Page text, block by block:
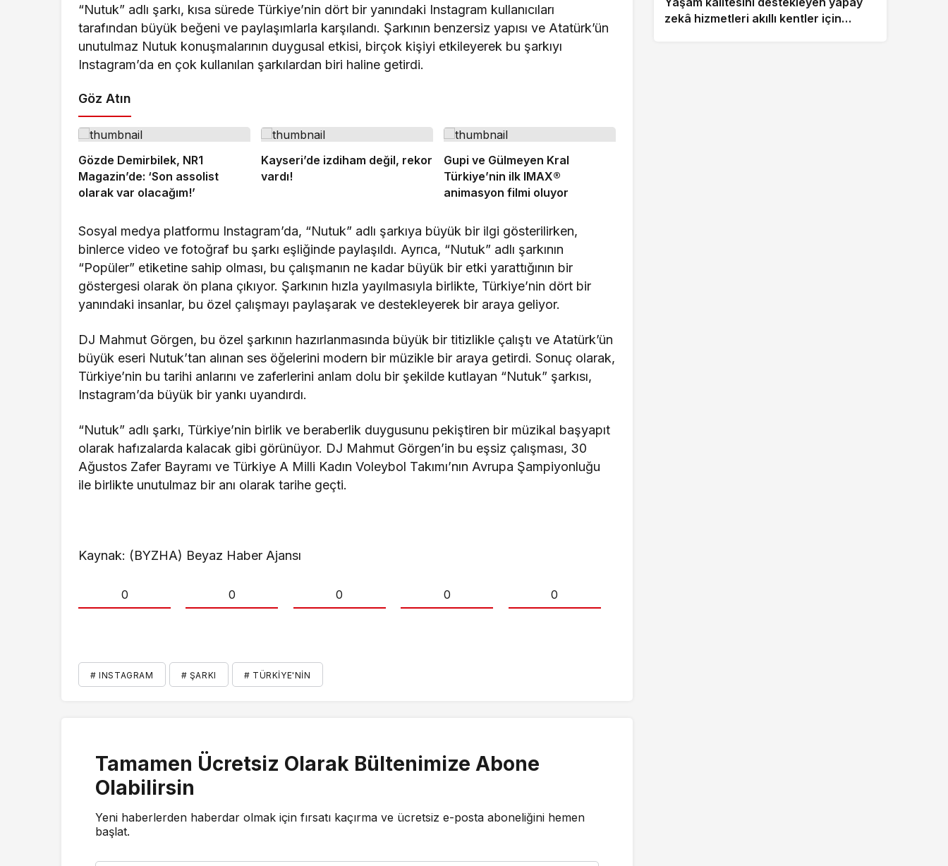
“Nutuk” adlı şarkı, kısa sürede Türkiye’nin dört bir yanındaki Instagram kullanıcıları
tarafından büyük beğeni ve paylaşımlarla karşılandı. Şarkının benzersiz yapısı ve Atatürk’ün
unutulmaz Nutuk konuşmalarının duygusal etkisi, birçok kişiyi etkileyerek bu şarkıyı
Instagram’da en çok kullanılan şarkılardan biri haline getirdi.
Göz Atın
Gözde Demirbilek, NR1
Magazin’de: ‘Son assolist
olarak var olacağım!’
Kayseri’de izdiham değil, rekor
vardı!
Gupi ve Gülmeyen Kral
Türkiye’nin ilk IMAX®
animasyon filmi oluyor
Sosyal medya platformu Instagram’da, “Nutuk” adlı şarkıya büyük bir ilgi gösterilirken,
binlerce video ve fotoğraf bu şarkı eşliğinde paylaşıldı. Ayrıca, “Nutuk” adlı şarkının
“Popüler” etiketine sahip olması, bu çalışmanın ne kadar büyük bir etki yarattığının bir
göstergesi olarak ön plana çıkıyor. Şarkının hızla yayılmasıyla birlikte, Türkiye’nin dört bir
yanındaki insanlar, bu özel çalışmayı paylaşarak ve destekleyerek bir araya geliyor.
DJ Mahmut Görgen, bu özel şarkının hazırlanmasında büyük bir titizlikle çalıştı ve Atatürk’ün
büyük eseri Nutuk’tan alınan ses öğelerini modern bir müzikle bir araya getirdi. Sonuç olarak,
Türkiye’nin bu tarihi anlarını ve zaferlerini anlam dolu bir şekilde kutlayan “Nutuk” şarkısı,
Instagram’da büyük bir yankı uyandırdı.
“Nutuk” adlı şarkı, Türkiye’nin birlik ve beraberlik duygusunu pekiştiren bir müzikal başyapıt
olarak hafızalarda kalacak gibi görünüyor. DJ Mahmut Görgen’in bu eşsiz çalışması, 30
Ağustos Zafer Bayramı ve Türkiye A Milli Kadın Voleybol Takımı’nın Avrupa Şampiyonluğu
ile birlikte unutulmaz bir anı olarak tarihe geçti.
Kaynak: (BYZHA) Beyaz Haber Ajansı
0 0 0 0 0
# INSTAGRAM # ŞARKI # TÜRKIYE'NIN
Tamamen Ücretsiz Olarak Bültenimize Abone
Olabilirsin
Yeni haberlerden haberdar olmak için fırsatı kaçırma ve ücretsiz e-posta aboneliğini hemen
başlat.
zekâ hizmetleri akıllı kentler için